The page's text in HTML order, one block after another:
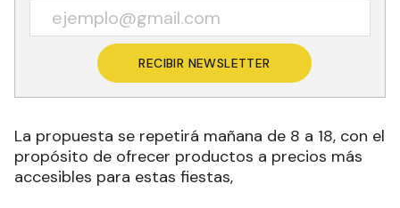
RECIBIR NEWSLETTER
La propuesta se repetirá mañana de 8 a 18, con el
propósito de ofrecer productos a precios más
accesibles para estas fiestas,